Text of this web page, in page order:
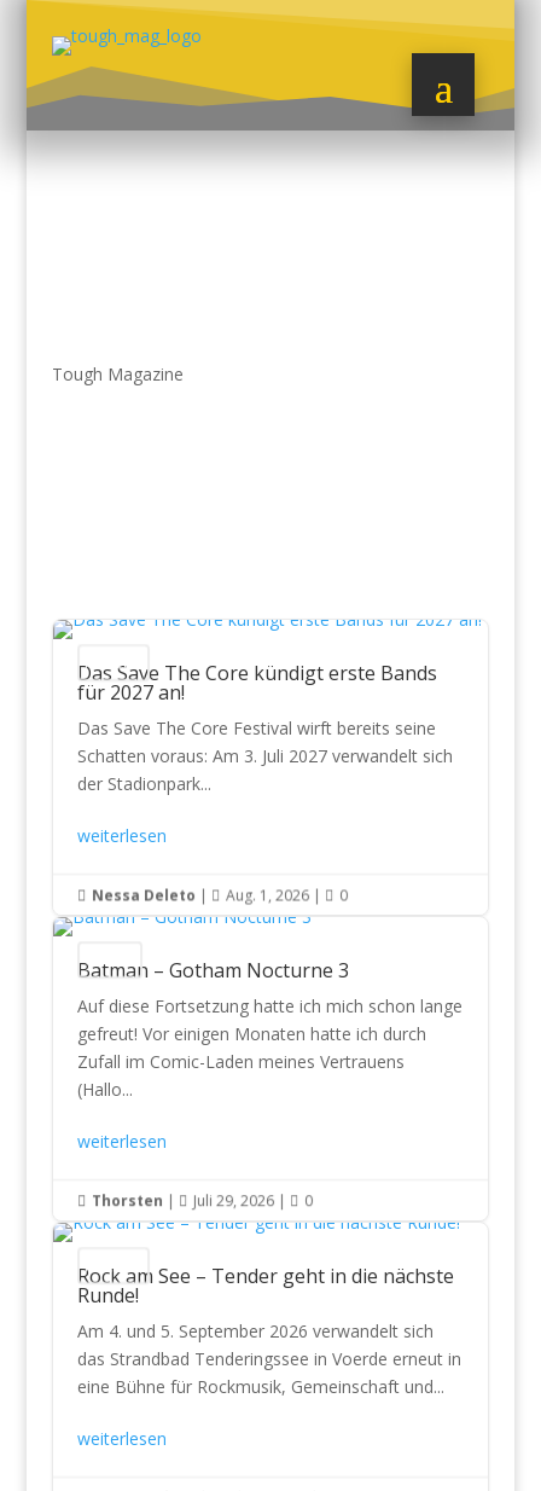
Tough Magazine
Festivals
Das Save The Core kündigt erste Bands
für 2027 an!
Das Save The Core Festival wirft bereits seine
Schatten voraus: Am 3. Juli 2027 verwandelt sich
der Stadionpark...
weiterlesen
 Nessa Deleto |  Aug. 1, 2026|  0
Comics
Batman – Gotham Nocturne 3
Auf diese Fortsetzung hatte ich mich schon lange
gefreut! Vor einigen Monaten hatte ich durch
Zufall im Comic-Laden meines Vertrauens
(Hallo...
weiterlesen
 Thorsten |  Juli 29, 2026|  0
Festivals
Rock am See – Tender geht in die nächste
Runde!
Am 4. und 5. September 2026 verwandelt sich
das Strandbad Tenderingssee in Voerde erneut in
eine Bühne für Rockmusik, Gemeinschaft und...
weiterlesen